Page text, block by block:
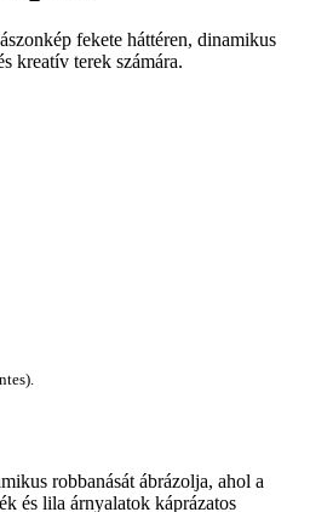
fekete háttéren, dinamikus
kreatív terek számára.
robbanását ábrázolja, ahol a
és lila árnyalatok káprázatos